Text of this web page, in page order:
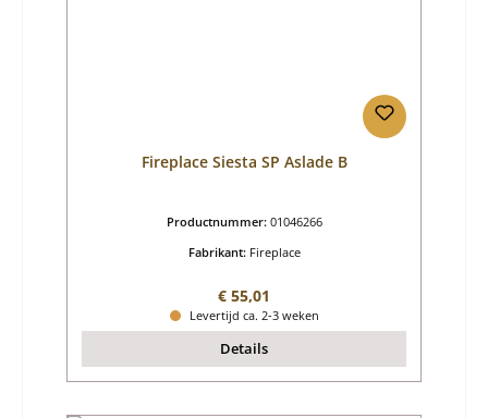
Fireplace Siesta SP Aslade B
Productnummer: 01046266
Fabrikant: Fireplace
Normale prijs:
€ 55,01
Levertijd ca. 2-3 weken
Details